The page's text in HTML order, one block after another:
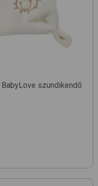
BabyLove szundikendő